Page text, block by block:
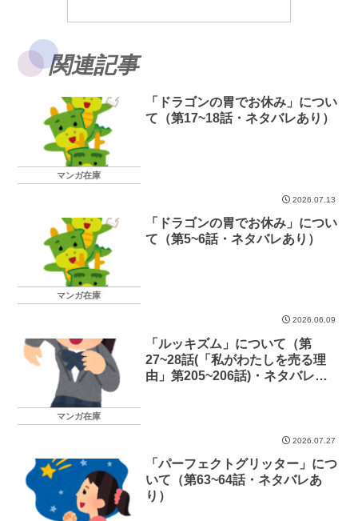
関連記事
マンガ在庫
「ドラゴンの胃でお休み」につい
て（第17~18話・ネタバレあり）
2026.07.13
マンガ在庫
「ドラゴンの胃でお休み」につい
て（第5~6話・ネタバレあり）
2026.06.09
マンガ在庫
「ルッキズム」について（第
27~28話(「私がわたしを売る理
由」第205~206話)・ネタバレあ
2026.07.27
「パーフェクトグリッター」につ
いて（第63~64話・ネタバレあ
り）